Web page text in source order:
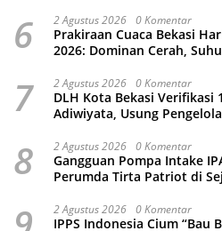
6 2 Agustus 2026 0 Komentar
Prakiraan Cuaca Bekasi
2026: Dominan Cerah,
7 2 Agustus 2026 0 Komentar
DLH Kota Bekasi Verifikasi
Adiwiyata, Usung
8 2 Agustus 2026 0 Komentar
Gangguan Pompa Intake
Perumda Tirta Patriot di
2 Agustus 2026 0 Komentar
IPPS Indonesia Cium “Bau